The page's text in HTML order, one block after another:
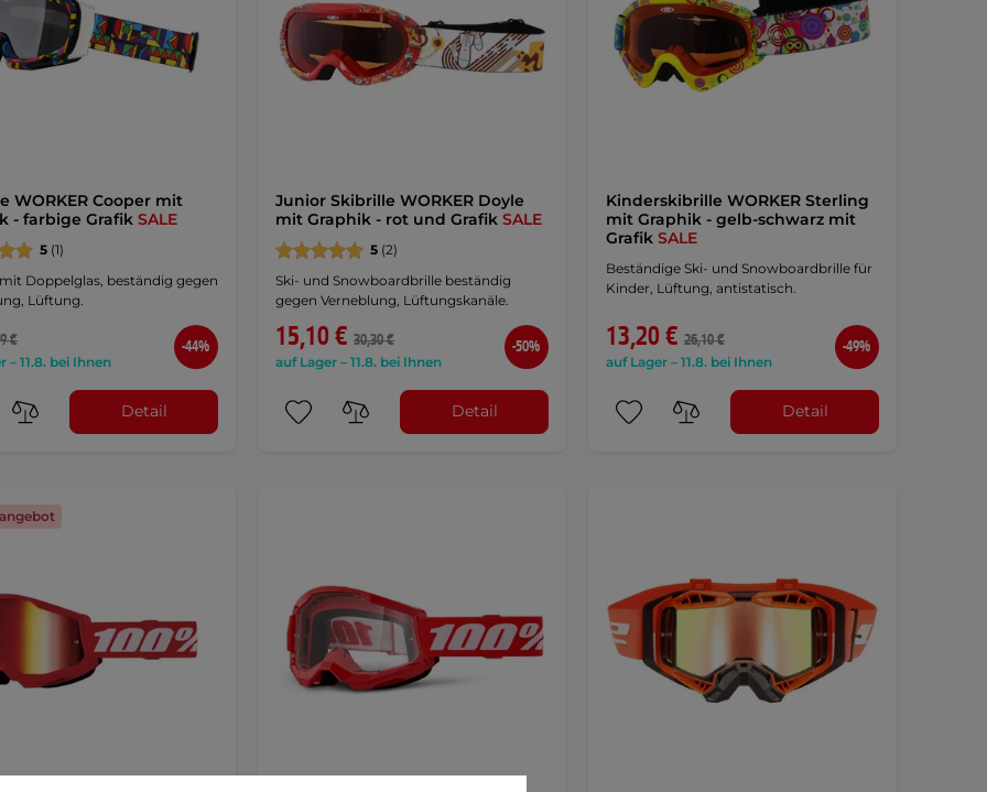
WORKER Cooper mit
- farbige Grafik SALE
5 (1)
Doppelglas, beständig gegen
Lüftung.
€
– 11.8. bei Ihnen
-44%
Detail
Junior Skibrille WORKER Doyle
mit Graphik - rot und Grafik SALE
5(2)
Ski- und Snowboardbrille beständig
gegen Verneblung, Lüftungskanäle.
15,10 € 30,30 €
auf Lager – 11.8. bei Ihnen
-50%
Detail
Kinderskibrille WORKER Sterling
mit Graphik - gelb-schwarz mit
Grafik SALE
Beständige Ski- und Snowboardbrille für
Kinder, Lüftung, antistatisch.
13,20 € 26,10 €
auf Lager – 11.8. bei Ihnen
-49%
Detail